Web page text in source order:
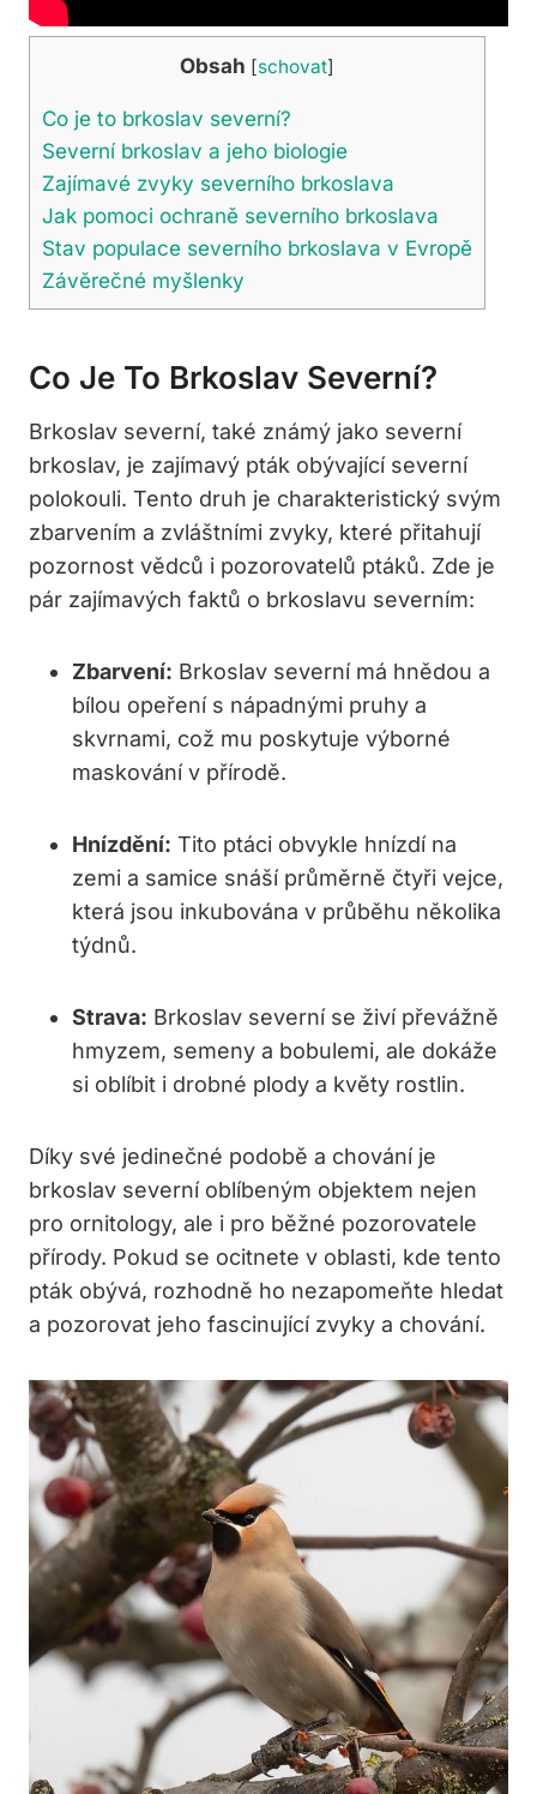
Obsah [schovat]
Co je to brkoslav severní?
Severní brkoslav a jeho biologie
Zajímavé zvyky severního brkoslava
Jak pomoci ochraně severního brkoslava
Stav populace severního brkoslava v Evropě
Závěrečné myšlenky
Co Je To Brkoslav Severní?
Brkoslav severní, také známý jako severní
brkoslav, je zajímavý pták obývající severní
polokouli. Tento druh je charakteristický svým
zbarvením a zvláštními zvyky, které přitahují
pozornost vědců i pozorovatelů ptáků. Zde je
pár zajímavých faktů o brkoslavu severním:
Zbarvení: Brkoslav severní má hnědou a
bílou opeření s nápadnými pruhy a
skvrnami, což mu poskytuje výborné
maskování v přírodě.
Hnízdění: Tito ptáci obvykle hnízdí na
zemi a samice snáší průměrně čtyři vejce,
která jsou inkubována v průběhu několika
týdnů.
Strava: Brkoslav severní se živí převážně
hmyzem, semeny a bobulemi, ale dokáže
si oblíbit i drobné plody a květy rostlin.
Díky své jedinečné podobě a chování je
brkoslav severní oblíbeným objektem nejen
pro ornitology, ale i pro běžné pozorovatele
přírody. Pokud se ocitnete v oblasti, kde tento
pták obývá, rozhodně ho nezapomeňte hledat
a pozorovat jeho fascinující zvyky a chování.